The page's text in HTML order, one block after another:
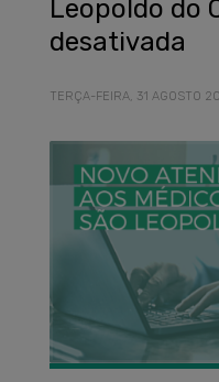
Leopoldo do
desativada
TERÇA-FEIRA, 31 AGOSTO